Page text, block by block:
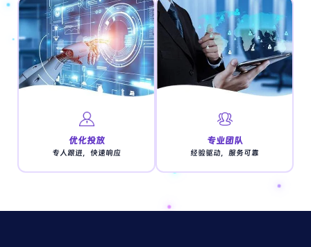
优化投放
专人跟进，快速响应
专业团队
经验驱动，服务可靠